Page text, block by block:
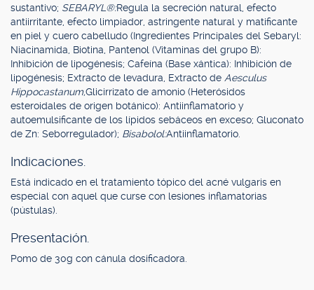
sustantivo; SEBARYL®:Regula la secreción natural, efecto
antiirritante, efecto limpiador, astringente natural y matificante
en piel y cuero cabelludo (Ingredientes Principales del Sebaryl:
Niacinamida, Biotina, Pantenol (Vitaminas del grupo B):
Inhibición de lipogénesis; Cafeína (Base xántica): Inhibición de
lipogénesis; Extracto de levadura, Extracto de Aesculus
Hippocastanum,Glicirrizato de amonio (Heterósidos
esteroidales de origen botánico): Antiinflamatorio y
autoemulsificante de los lípidos sebáceos en exceso; Gluconato
de Zn: Seborregulador); Bisabolol:Antiinflamatorio.
Indicaciones.
Está indicado en el tratamiento tópico del acné vulgaris en
especial con aquel que curse con lesiones inflamatorias
(pústulas).
Presentación.
Pomo de 30g con cánula dosificadora.